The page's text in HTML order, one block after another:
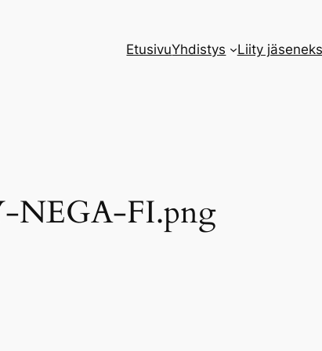
EtusivuYhdistys Liity
NEGA-FI.png